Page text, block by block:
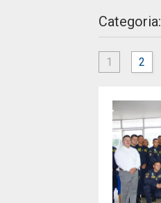
Categoria:
1 2